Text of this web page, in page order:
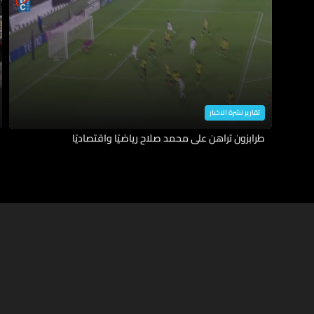
تقارير نشرة الاخبار
طرابزون تراهن على محمد صلاح رياضيًا واقتصاديًا